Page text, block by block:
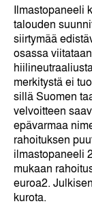
Ilmastopaneeli
talouden
siirtymää
osassa
merkitystä ei
sillä Suomen
velvoitteen
epävarmaa
rahoituksen
ilmastopaneeli
mukaan
euroa2.
kurota.